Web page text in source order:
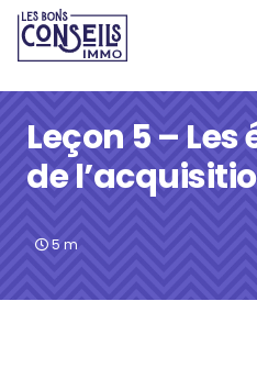
Leçon 5 –
de
5 m